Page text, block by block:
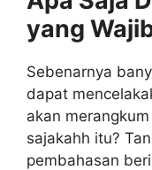
yang
Sebenarnya
dapat
akan
sajakahh itu?
pembahasan